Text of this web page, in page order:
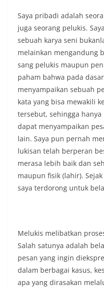
Saya pribadi adalah
juga seorang pelukis.
sebuah karya seni
melainkan mengandung
sang pelukis maupun
paham bahwa pada
menyampaikan sebuah
kata yang bisa mewakili
tersebut, sehingga
dapat menyampaikan
lain. Saya pun pernah
lukisan telah berperan
merasa lebih baik dan
maupun fisik (lahir).
saya terdorong untuk
Melukis melibatkan
Salah satunya adalah
pesan yang ingin
dalam berbagai kasus,
apa yang dirasakan